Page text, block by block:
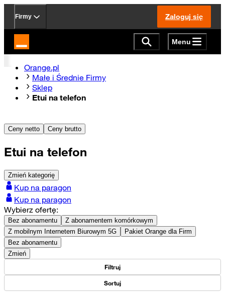
Firmy Zaloguj się
Strona główna Orange.pl Menu
Orange.pl
Małe i Średnie Firmy
Sklep
Etui na telefon
Ceny netto Ceny brutto
Etui na telefon
Zmień kategorię
Kup na paragon
Kup na paragon
Wybierz ofertę:
Bez abonamentu
Z abonamentem komórkowym
Z mobilnym Internetem Biurowym 5G
Pakiet Orange dla Firm
Bez abonamentu
Zmień
Filtruj
Sortuj